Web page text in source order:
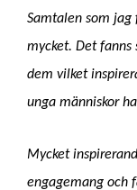
Samtalen som
mycket. Det fanns
dem vilket
unga människor
Mycket
engagemang och